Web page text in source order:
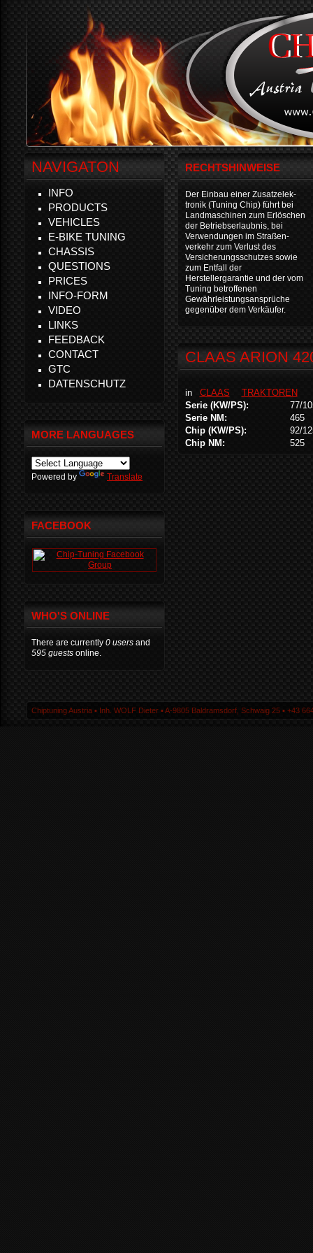
RECHTSHINWEISE
Der Einbau einer Zusatzelek-
tronik (Tuning Chip) führt bei
Landmaschinen zum Erlöschen
der Betriebserlaubnis, bei
Verwendungen im Straßen-
verkehr zum Verlust des
Versicherungsschutzes sowie
zum Entfall der
Herstellergarantie und der vom
Tuning betroffenen
Gewährleistungsansprüche
gegenüber dem Verkäufer.
CLAAS ARION
in CLAAS
TRAKTOREN
Serie (KW/PS):
77/
Serie NM:
465
Chip (KW/PS):
92/
Chip NM:
525
NAVIGATON
INFO
PRODUCTS
VEHICLES
E-BIKE TUNING
CHASSIS
QUESTIONS
PRICES
INFO-FORM
VIDEO
LINKS
FEEDBACK
CONTACT
GTC
DATENSCHUTZ
MORE LANGUAGES
Powered by Translate
FACEBOOK
WHO'S ONLINE
There are currently 0 users and
595 guests online.
Chiptuning Austria ▪ Inh. WOLF Dieter ▪ A-9805 Baldramsdorf, Schwaig 25 ▪ +43